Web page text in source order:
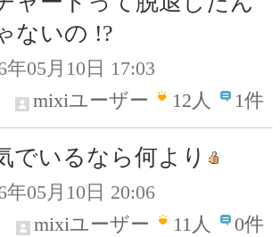
ないの !?
年05月10日 17:03
mixiユーザー
12人 1件
でいるなら何より
年05月10日 20:06
mixiユーザー
11人 0件